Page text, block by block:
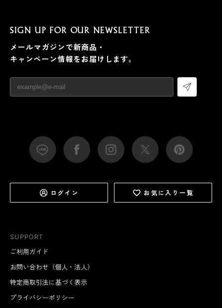
SUPPORT
ご利用ガイド
お問い合わせ（個人・法人）
特定商取引法に基づく表示
プライバシーポリシー
SIGN UP FOR OUR NEWSLETTER
メールマガジンで新商品・
キャンペーン情報をお届けします。
ログイン お気に入り一覧